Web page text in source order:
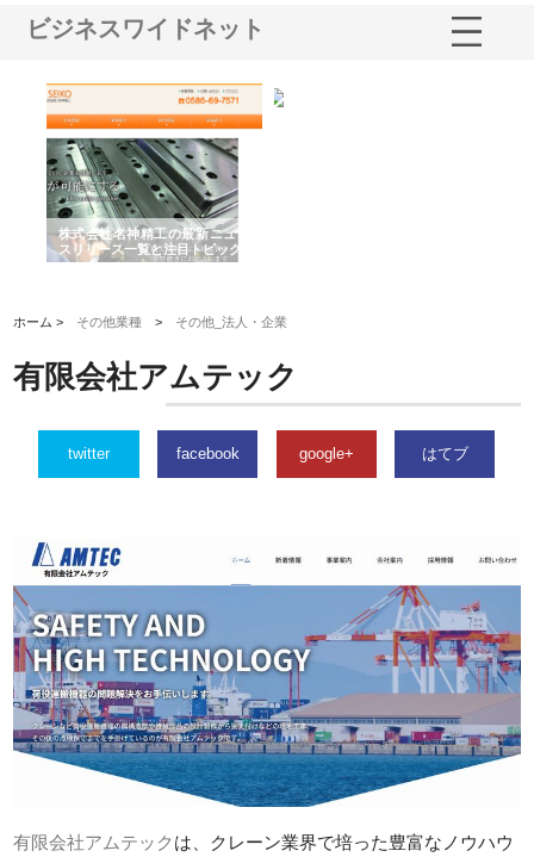
ビジネスワイドネット
株式会社名神精工の最新ニュー
スリリース一覧と注目トピック
ホーム > その他業種 > その他_法人・企業
有限会社アムテック
twitter facebook google+ はてブ
有限会社アムテック は、クレーン業界で培った豊富なノウハウ